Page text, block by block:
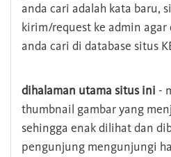
anda cari adalah kata baru,
kirim/request ke admin
anda cari di database situs
dihalaman utama situs ini -
thumbnail gambar yang
sehingga enak dilihat dan
pengunjung mengunjungi